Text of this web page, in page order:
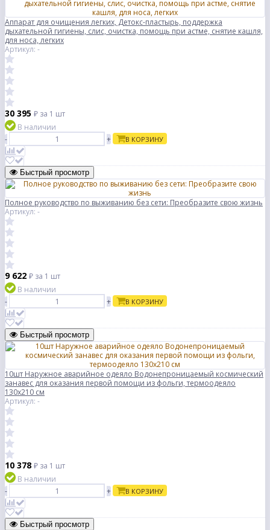
Аппарат для очищения легких, Детокс-пластырь, поддержка
дыхательной гигиены, слис, очистка, помощь при астме, снятие кашля,
для носа, легких
Артикул: -
30 395 ₽ за 1 шт
В наличии
-
+ В КОРЗИНУ
Быстрый просмотр
Полное руководство по выживанию без сети: Преобразите свою жизнь
Артикул: -
9 622 ₽ за 1 шт
В наличии
-
+ В КОРЗИНУ
Быстрый просмотр
10шт Наружное аварийное одеяло Водонепроницаемый космический
занавес для оказания первой помощи из фольги, термоодеяло
130x210 см
Артикул: -
10 378 ₽ за 1 шт
В наличии
-
+ В КОРЗИНУ
Быстрый просмотр